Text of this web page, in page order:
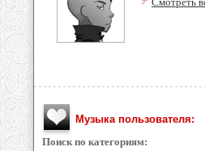
Музыка пользователя:
Поиск по категориям: